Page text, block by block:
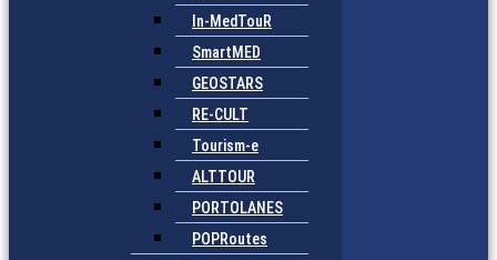
In-MedTouR
SmartMED
GEOSTARS
RE-CULT
Tourism-e
ALTTOUR
PORTOLANES
POPRoutes